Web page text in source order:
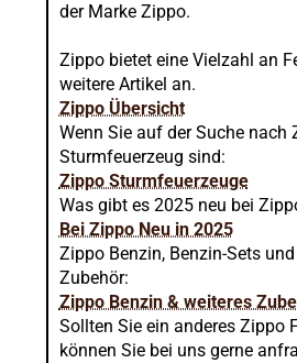
der Marke Zippo.
Zippo bietet eine Vielzahl an
weitere Artikel an.
Zippo Übersicht
Wenn Sie auf der Suche nach
Sturmfeuerzeug sind:
Zippo Sturmfeuerzeuge
Was gibt es 2025 neu bei
Bei Zippo Neu in 2025
Zippo Benzin, Benzin-Sets
Zubehör:
Zippo Benzin & weiteres
Sollten Sie ein anderes Zippo
können Sie bei uns gerne